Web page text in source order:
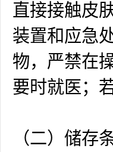
直接接触皮
装置和应急
物，严禁在
要时就医；
（二）储存